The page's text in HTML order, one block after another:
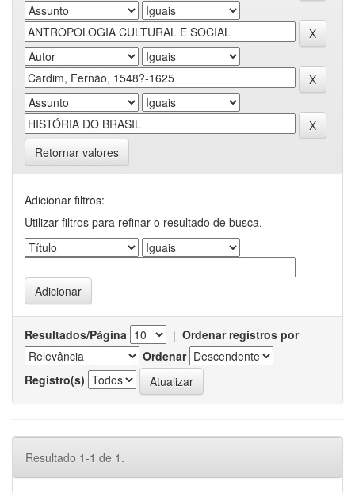
Retornar valores
Adicionar filtros:
Utilizar filtros para refinar o resultado de busca.
Resultados/Página | Ordenar registros por
Ordenar
Registro(s)
Resultado 1-1 de 1.